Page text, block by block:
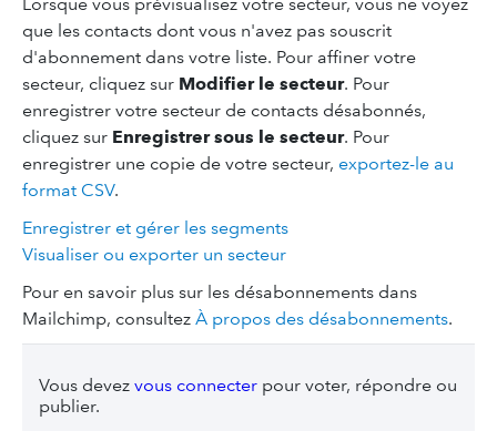
que les contacts dont vous n'avez pas souscrit
d'abonnement dans votre liste. Pour affiner votre
secteur, cliquez sur Modifier le secteur. Pour
enregistrer votre secteur de contacts désabonnés,
cliquez sur Enregistrer sous le secteur. Pour
enregistrer une copie de votre secteur, exportez-le au
format CSV.
Enregistrer et gérer les segments
Visualiser ou exporter un secteur
Pour en savoir plus sur les désabonnements dans
Mailchimp, consultez À propos des désabonnements.
Vous devez vous connecter pour voter, répondre ou
publier.